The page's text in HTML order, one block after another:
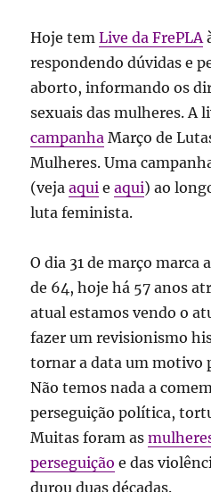
Hoje temLive da FrePLA
respondendo dúvidas e
aborto, informando os
sexuais das mulheres. A
campanha Março de
Mulheres. Uma
(vejaaqui eaqui) ao
luta feminista.
O dia 31 de março
de 64, hoje há 57 anos
atual estamos vendo o
fazer um revisionismo
tornar a data um motivo
Não temos nada a
perseguição política,
Muitas foram as
perseguição e das
durou duas décadas.